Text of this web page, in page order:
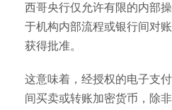
西哥央行仅允许有限的内部
于机构内部流程或银行间对
获得批准。
这意味着，经授权的电子支
间买卖或转账加密货币，除